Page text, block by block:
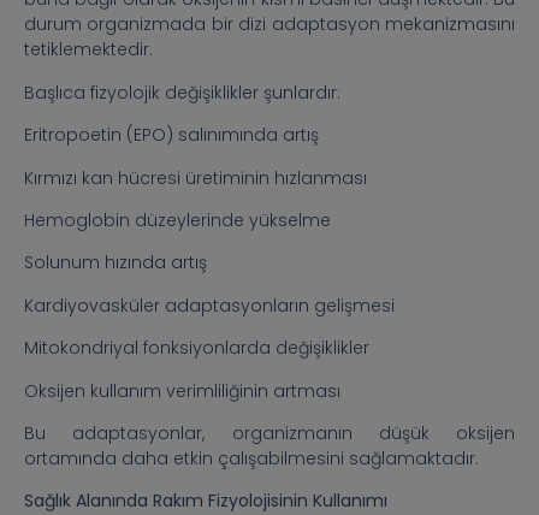
durum organizmada bir dizi adaptasyon mekanizmasını
tetiklemektedir.
Başlıca fizyolojik değişiklikler şunlardır:
Eritropoetin (EPO) salınımında artış
Kırmızı kan hücresi üretiminin hızlanması
Hemoglobin düzeylerinde yükselme
Solunum hızında artış
Kardiyovasküler adaptasyonların gelişmesi
Mitokondriyal fonksiyonlarda değişiklikler
Oksijen kullanım verimliliğinin artması
Bu adaptasyonlar, organizmanın düşük oksijen
ortamında daha etkin çalışabilmesini sağlamaktadır.
Sağlık Alanında Rakım Fizyolojisinin Kullanımı